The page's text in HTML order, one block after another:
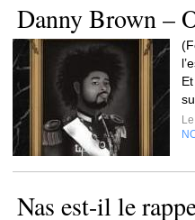
Danny Brown –
Nas est-il le